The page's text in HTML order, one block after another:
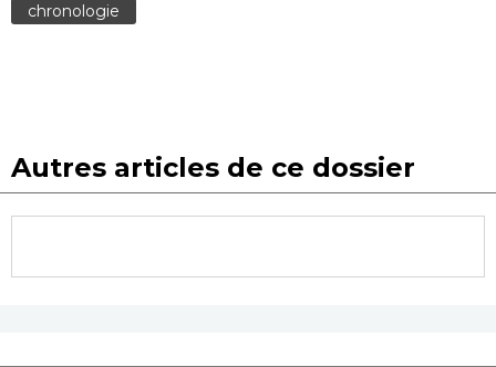
chronologie
Autres articles de ce dossier